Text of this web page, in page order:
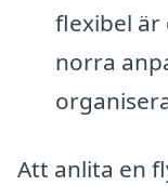
flexibel är
norra
Att anlita en